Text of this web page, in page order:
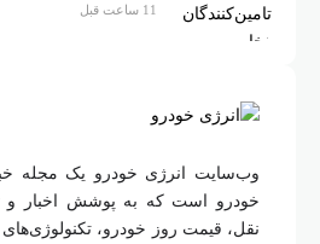
11 ساعت قبل
وب‌سایت انرژی خودرو یک مجله
خودرو است که به پوشش اخبار
نقل، قیمت روز خودرو،